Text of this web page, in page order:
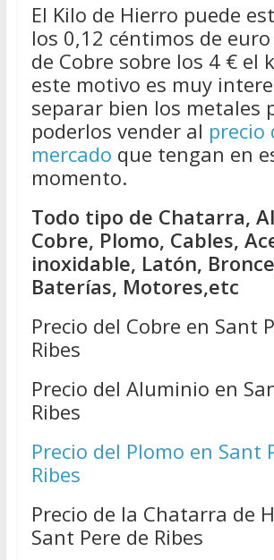
El Kilo de Hierro puede
los 0,12 céntimos de
de Cobre sobre los 4 € el
este motivo es muy
separar bien los metales
poderlos vender al precio
mercado que tengan en
momento.
Todo tipo de Chatarra,
Cobre, Plomo, Cables,
inoxidable, Latón,
Baterías, Motores,etc
Precio del Cobre en Sant
Ribes
Precio del Aluminio en
Ribes
Precio del Plomo en Sant
Ribes
Precio de la Chatarra de
Sant Pere de Ribes